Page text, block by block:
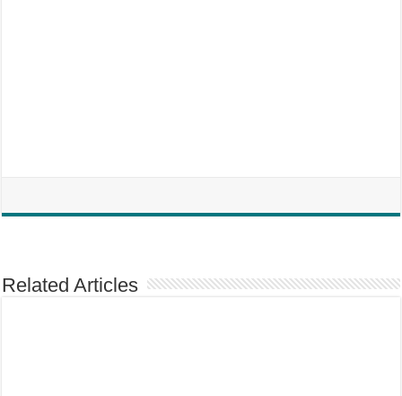
Related Articles